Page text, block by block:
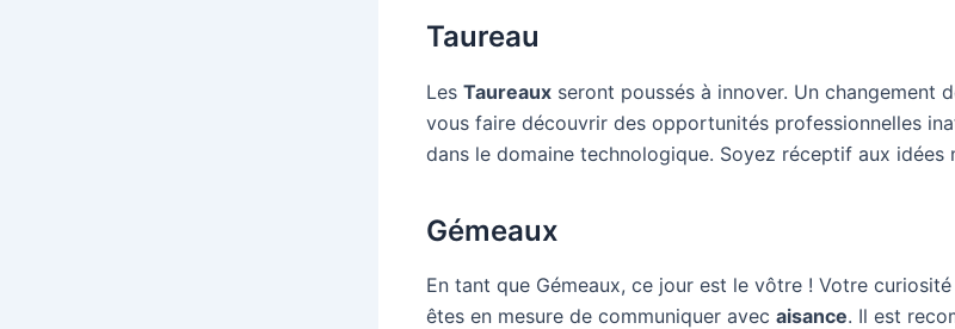
Taureau
Les Taureaux seront poussés à innover. Un changement
vous faire découvrir des opportunités professionnelles
dans le domaine technologique. Soyez réceptif aux idées
Gémeaux
En tant que Gémeaux, ce jour est le vôtre ! Votre
êtes en mesure de communiquer avec aisance. Il est